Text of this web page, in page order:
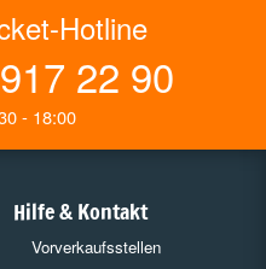
Hotline
22 90
- 18:00
Hilfe & Kontakt
Vorverkaufsstellen